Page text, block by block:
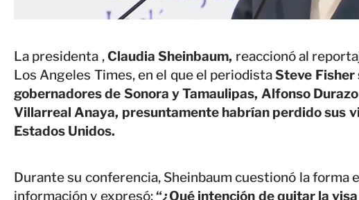
La presidenta ,Claudia Sheinbaum, reaccionó al
Los Angeles Times, en el que el periodistaSteve Fisher
gobernadores de Sonora y Tamaulipas, Alfonso
Villarreal Anaya, presuntamente habrían perdido sus
Estados Unidos.
Durante su conferencia, Sheinbaum cuestionó la forma
información y expresó:“¿Qué intención de quitar la